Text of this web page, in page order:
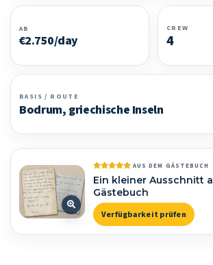
AB
€2.750/day
CREW
4
BASIS / ROUTE
Bodrum, griechische Inseln
AUS DEM GÄSTEBUCH
Ein kleiner Ausschnitt
Gästebuch
Verfügbarkeit prüfen